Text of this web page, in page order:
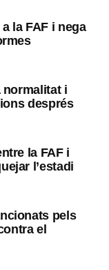
la FAF i nega
normalitat i
després
la FAF i
l’estadi
pels
el